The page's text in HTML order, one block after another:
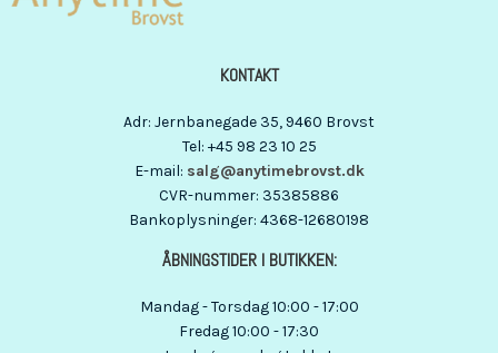
KONTAKT
Adr: Jernbanegade 35, 9460 Brovst
Tel: +45 98 23 10 25
E-mail: salg@anytimebrovst.dk
CVR-nummer: 35385886
Bankoplysninger: 4368-12680198
ÅBNINGSTIDER I BUTIKKEN:
Mandag - Torsdag 10:00 - 17:00
Fredag 10:00 - 17:30